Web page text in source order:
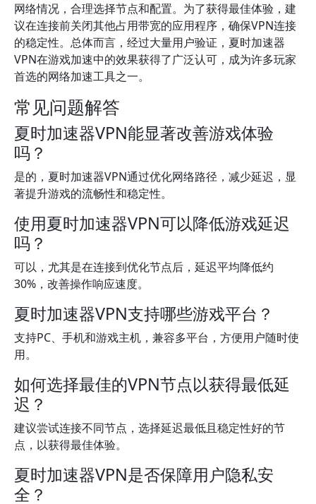
网络情况，合理选择节点和配置。为了获得最佳体验，建
议在连接前关闭其他占用带宽的应用程序，确保VPN连接
的稳定性。总体而言，经过大量用户验证，夏时加速器
VPN在游戏加速中的效果获得了广泛认可，成为许多玩家
首选的网络加速工具之一。
常见问题解答
夏时加速器VPN能显著改善游戏体验
吗？
是的，夏时加速器VPN通过优化网络路径，减少延迟，显
著提升游戏的流畅性和稳定性。
使用夏时加速器VPN可以降低游戏延迟
吗？
可以，尤其是在连接到优化节点后，延迟平均降低约
30%，改善操作响应速度。
夏时加速器VPN支持哪些游戏平台？
支持PC、手机和游戏主机，兼容多平台，方便用户随时使
用。
如何选择最佳的VPN节点以获得最低延
迟？
建议尝试连接不同节点，选择延迟最低且稳定性好的节
点，以获得最佳体验。
夏时加速器VPN是否保障用户隐私安
全？